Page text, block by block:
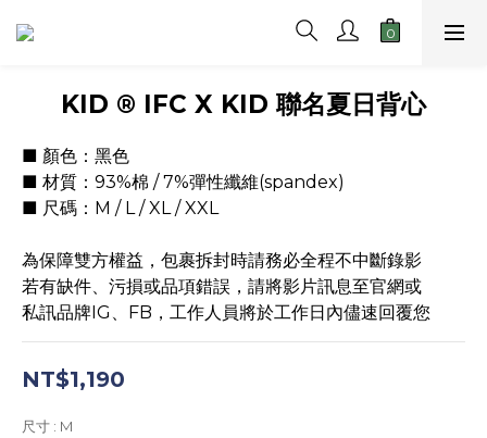
KID ® IFC X KID 聯名夏日背心
■ 顏色：黑色
■ 材質：93%棉 / 7%彈性纖維(spandex)
■ 尺碼：M / L / XL / XXL
為保障雙方權益，包裹拆封時請務必全程不中斷錄影
若有缺件、污損或品項錯誤，請將影片訊息至官網或
私訊品牌IG、FB，工作人員將於工作日內儘速回覆您
NT$1,190
尺寸 : M